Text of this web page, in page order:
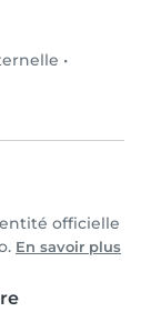
•
officielle
En savoir plus